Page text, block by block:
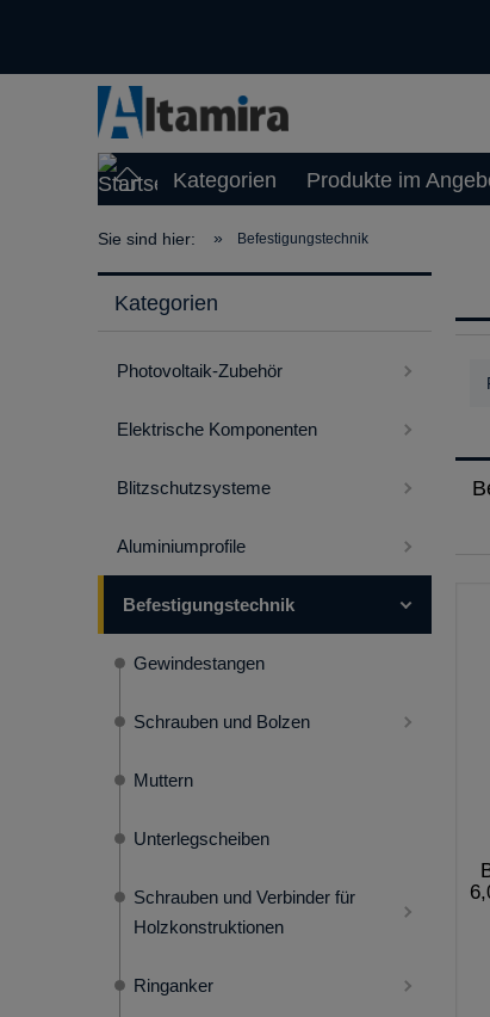
Kategorien Produkte im
Sie sind hier: » Befestigungstechnik
Kategorien
Photovoltaik-Zubehör
Elektrische Komponenten
Blitzschutzsysteme
Aluminiumprofile
Befestigungstechnik
Gewindestangen
Schrauben und Bolzen
Muttern
Unterlegscheiben
Schrauben und Verbinder für
Holzkonstruktionen
Ringanker